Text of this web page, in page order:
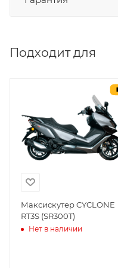
Уважаемые
которыми
покупателю, в
товара в нашем
размещены
решению
случаев и
гарантийные
приобретаемую
изложены в
Подходит для
Максискутер CYCLONE
RT3S (SR300T)
Нет в наличии